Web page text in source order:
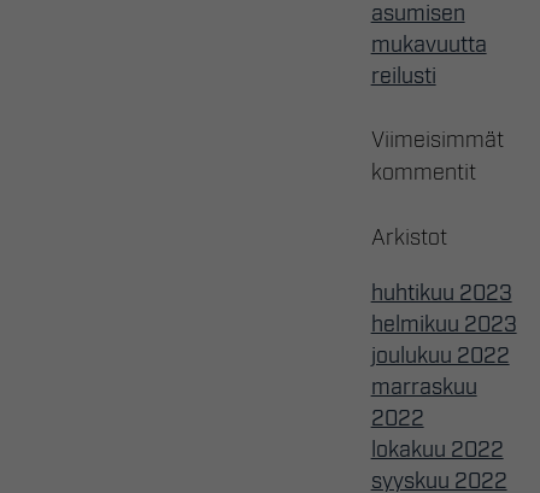
asumisen
mukavuutta
reilusti
Viimeisimmät
kommentit
Arkistot
huhtikuu 2023
helmikuu 2023
joulukuu 2022
marraskuu
2022
lokakuu 2022
syyskuu 2022